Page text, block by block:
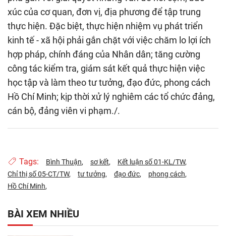
xúc của cơ quan, đơn vị, địa phương để tập trung
thực hiện. Đặc biệt, thực hiện nhiệm vụ phát triển
kinh tế - xã hội phải gắn chặt với việc chăm lo lợi ích
hợp pháp, chính đáng của Nhân dân; tăng cường
công tác kiểm tra, giám sát kết quả thực hiện việc
học tập và làm theo tư tưởng, đạo đức, phong cách
Hồ Chí Minh; kịp thời xử lý nghiêm các tổ chức đảng,
cán bộ, đảng viên vi phạm./.
Tags: Bình Thuận sơ kết
Kết luận số 01-KL/TW
Chỉ thị số 05-CT/TW
tư tưởng đạo đức
phong cách
Hồ Chí Minh
BÀI XEM NHIỀU